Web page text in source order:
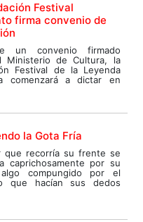
Festival
firma convenio de
un convenio firmado
Ministerio de Cultura, la
Festival de la Leyenda
comenzará a dictar en
la Gota Fría
que recorría su frente se
caprichosamente por su
compungido por el
que hacían sus dedos